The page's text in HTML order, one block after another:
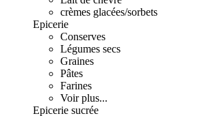
crèmes glacées/sorbets
Epicerie
Conserves
Légumes secs
Graines
Pâtes
Farines
Voir plus...
Epicerie sucrée